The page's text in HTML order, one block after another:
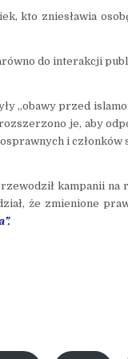
kto zniesławia
do interakcji
„obawy przed
je, aby
i członków
kampanii na
że zmienione